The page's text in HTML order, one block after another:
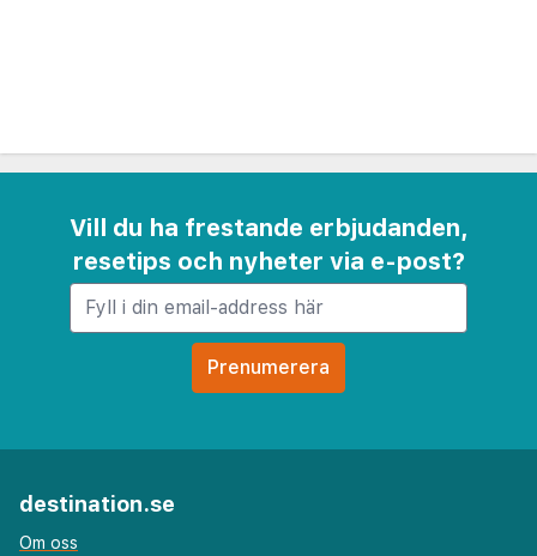
smidig och trevlig vistelse för varje gäst.
bagageförvaring, tvättmöjligheter och
flygplatstransfer på begäran. Oavsett om du
besöker Prag för affärer eller nöje, gör Hotel
Luniks utmärkta läge, bekväma rum och
uppmärksamma service det till ett idealiskt val för
Vill du ha frestande erbjudanden,
resetips och nyheter via e-post?
destination.se
Om oss